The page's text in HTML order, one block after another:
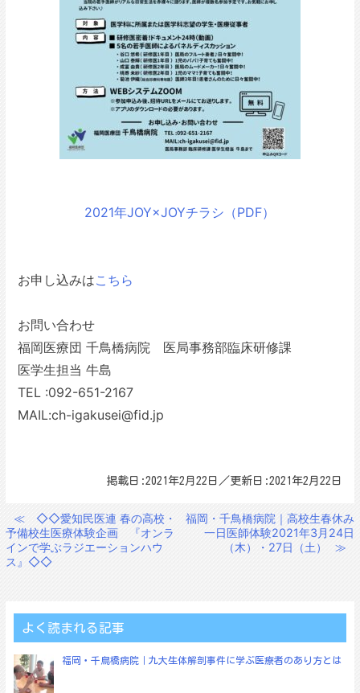
2021年JOY×JOYチラシ（PDF）
お申し込みはこちら
お問い合わせ
福岡医療団 千鳥橋病院 医局事務部臨床研修課
医学生担当 牛島
TEL :092-651-2167
MAIL:ch-igakusei@fid.jp
掲載日:2021年2月22日／更新日:2021年2月22日
投
稿
ナ
ゲ
シ
ョ
≪
◇◇愛知民医連 春の高校・
予備校生医療体験企画 『オンラ
インで学ぶラジエーションハウ
ス』◇◇
福岡・千鳥橋病院｜高校生春休み
一日医師体験2021年3月24日
（木）・27日（土）
≫
よく読まれる記事
福岡・千鳥橋病院｜九大生体解剖事件に学ぶ医療者のあり方とは